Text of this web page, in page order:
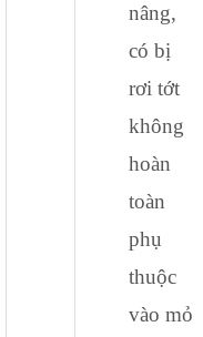
nâng,
có bị
rơi tớt
không
hoàn
toàn
phụ
thuộc
vào mỏ